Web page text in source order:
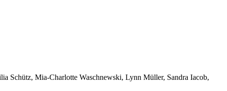
Schütz, Mia-Charlotte Waschnewski, Lynn Müller, Sandra Iacob,